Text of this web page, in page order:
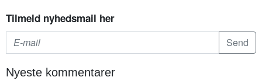
Tilmeld nyhedsmail her
Nyeste kommentarer